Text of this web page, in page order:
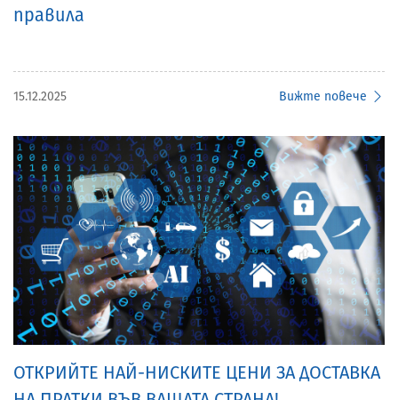
правила
15.12.2025 Вижте повече
ОТКРИЙТЕ НАЙ-НИСКИТЕ ЦЕНИ ЗА ДОСТАВКА